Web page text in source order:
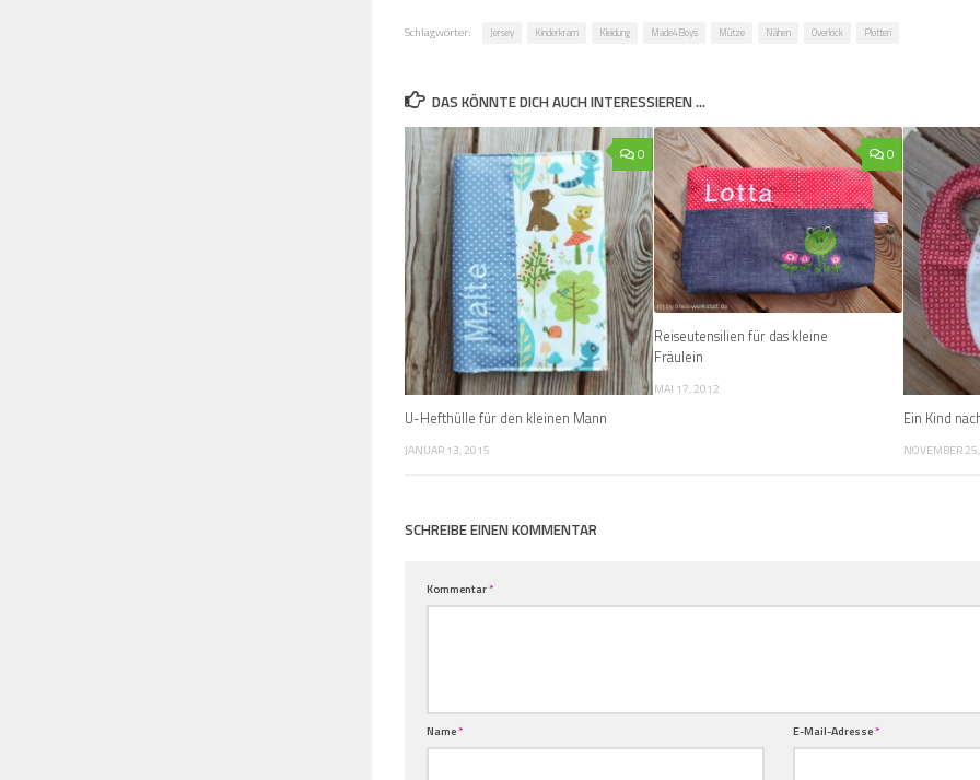
Schlagwörter: Jersey Kinderkram Kleidung Made4Boys Mütze Nähen Overlock Plotten
DAS KÖNNTE DICH AUCH INTERESSIEREN …
0
U-Hefthülle für den kleinen Mann
JANUAR 13, 2015
0
Reiseutensilien für das kleine
Fräulein
MAI 17, 2012
Ein Kind
NOVEMBER
SCHREIBE EINEN KOMMENTAR
Kommentar*
Name* E-Mail-Adresse*